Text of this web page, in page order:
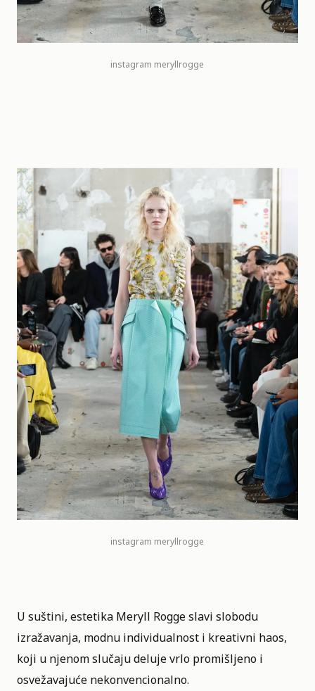
instagram meryllrogge
instagram meryllrogge
U suštini, estetika Meryll Rogge slavi slobodu
izražavanja, modnu individualnost i kreativni haos,
koji u njenom slučaju deluje vrlo promišljeno i
osvežavajuće nekonvencionalno.